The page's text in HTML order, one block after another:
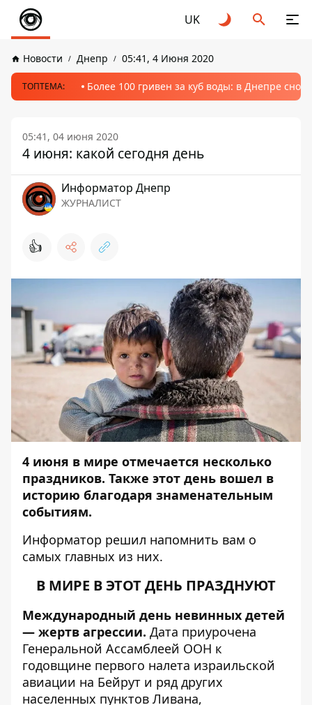
UK
Новости Днепр 05:41, 4 Июня 2020
ТОПТЕМА: Более 100 гривен за куб воды: в Днепре
05:41, 04 июня 2020
4 июня: какой сегодня день
Информатор Днепр
ЖУРНАЛИСТ
👍
4 июня в мире отмечается несколько
праздников. Также этот день вошел в
историю благодаря знаменательным
событиям.
Информатор решил напомнить вам о
самых главных из них.
В МИРЕ В ЭТОТ ДЕНЬ ПРАЗДНУЮТ
Международный день невинных детей
— жертв агрессии. Дата приурочена
Генеральной Ассамблеей ООН к
годовщине первого налета израильской
авиации на Бейрут и ряд других
населенных пунктов Ливана,